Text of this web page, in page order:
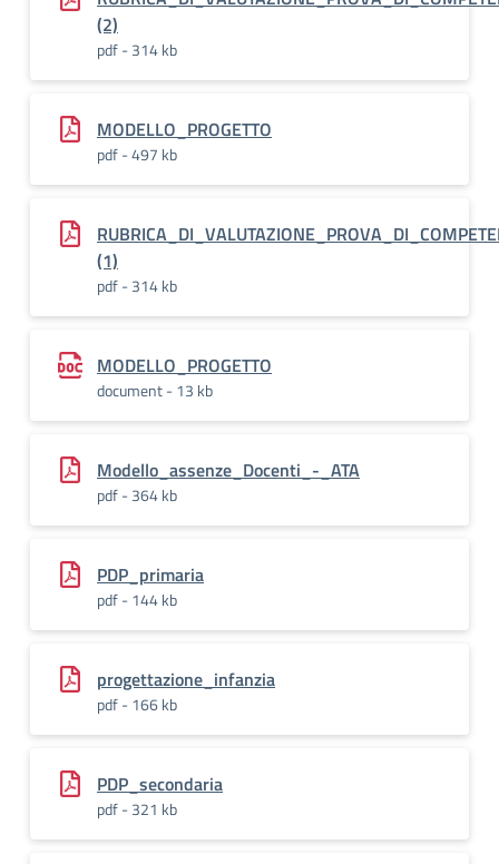
(2)
pdf - 314 kb
MODELLO_PROGETTO
pdf - 497 kb
(1)
pdf - 314 kb
MODELLO_PROGETTO
document - 13 kb
Modello_assenze_Docenti_-_ATA
pdf - 364 kb
PDP_primaria
pdf - 144 kb
progettazione_infanzia
pdf - 166 kb
PDP_secondaria
pdf - 321 kb